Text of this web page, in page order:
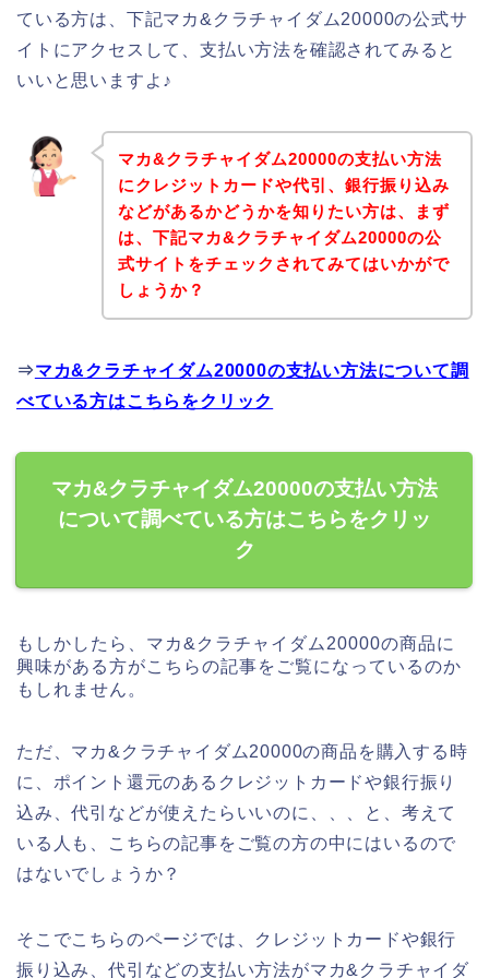
ている方は、下記マカ&クラチャイダム20000の公式サ
イトにアクセスして、支払い方法を確認されてみると
いいと思いますよ♪
マカ&クラチャイダム20000の支払い方法
にクレジットカードや代引、銀行振り込み
などがあるかどうかを知りたい方は、まず
は、下記マカ&クラチャイダム20000の公
式サイトをチェックされてみてはいかがで
しょうか？
⇒マカ&クラチャイダム20000の支払い方法について調
べている方はこちらをクリック
マカ&クラチャイダム20000の支払い方法
について調べている方はこちらをクリッ
ク
もしかしたら、マカ&クラチャイダム20000の商品に
興味がある方がこちらの記事をご覧になっているのか
もしれません。
ただ、マカ&クラチャイダム20000の商品を購入する時
に、ポイント還元のあるクレジットカードや銀行振り
込み、代引などが使えたらいいのに、、、と、考えて
いる人も、こちらの記事をご覧の方の中にはいるので
はないでしょうか？
そこでこちらのページでは、クレジットカードや銀行
振り込み、代引などの支払い方法がマカ&クラチャイダ